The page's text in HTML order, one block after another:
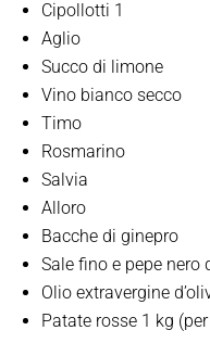
Cipollotti 1
Aglio
Succo di limone
Vino bianco secco
Timo
Rosmarino
Salvia
Alloro
Bacche di ginepro
Sale fino e pepe nero
Olio extravergine
Patate rosse 1 kg